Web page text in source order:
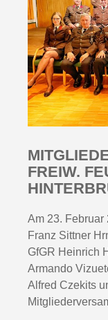
FREIW.
Am 23. Februar
Franz Sittner
GfGR Heinrich
Armando
Alfred Czekits